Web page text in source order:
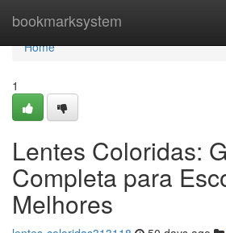
bookmarksystem
Home
Home
1
Lentes Coloridas:
Completa para
Melhores